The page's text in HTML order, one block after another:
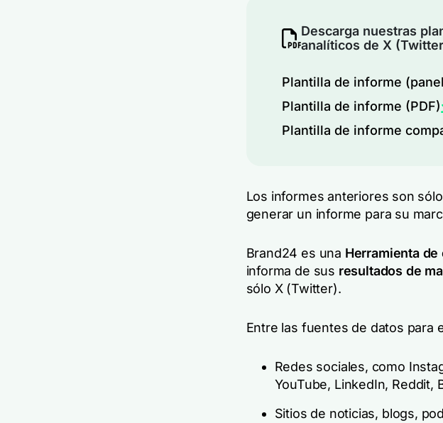
Descarga nuestras
analíticos de X
Plantilla de informe
Plantilla de informe (PDF)
Plantilla de informe
Los informes anteriores son
generar un informe para su
Brand24 es una Herramienta
informa de sus resultados de
sólo X (Twitter).
Entre las fuentes de datos para
Redes sociales, como
YouTube, LinkedIn, Reddit,
Sitios de noticias, blogs,